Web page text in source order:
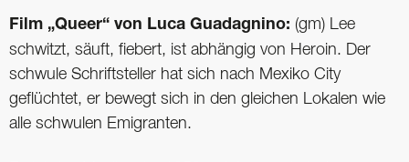
Film „Queer“ von Luca Guadagnino: (gm) Lee
schwitzt, säuft, fiebert, ist abhängig von Heroin. Der
schwule Schriftsteller hat sich nach Mexiko City
geflüchtet, er bewegt sich in den gleichen Lokalen wie
alle schwulen Emigranten.